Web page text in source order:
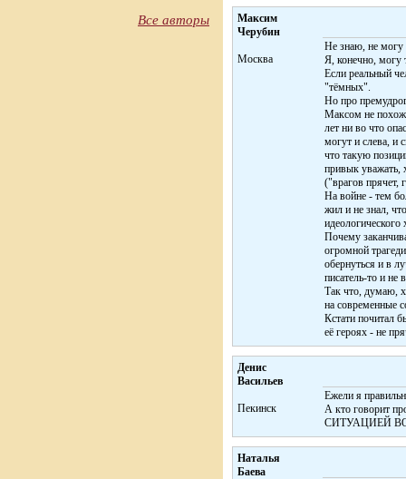
Все авторы
Максим
Черубин
Москва
Не знаю, не могу
Я, конечно, могу
Если реальный
"тёмных".
Но про
Максом не
лет ни во что
могут и слева, и
что такую
привык уважать,
("врагов прячет,
На войне - тем
жил и не знал,
идеологического
Почему
огромной
обернуться и в
писатель-то и не
Так что, думаю,
на современные
Кстати почитал
её героях - не
Денис
Васильев
Пекинск
Ежели я
А кто говорит
СИТУАЦИЕЙ
Наталья
Баева